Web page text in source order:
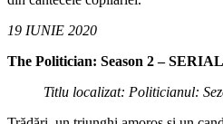
19 IUNIE 2020
The Politician: Season 2 –
Titlu localizat: Politicianul: